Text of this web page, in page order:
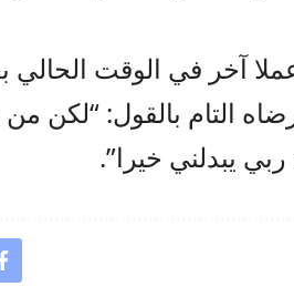
آخر في الوقت الحالي
التام بالقول: “لكن
يبدلني خيرا”.